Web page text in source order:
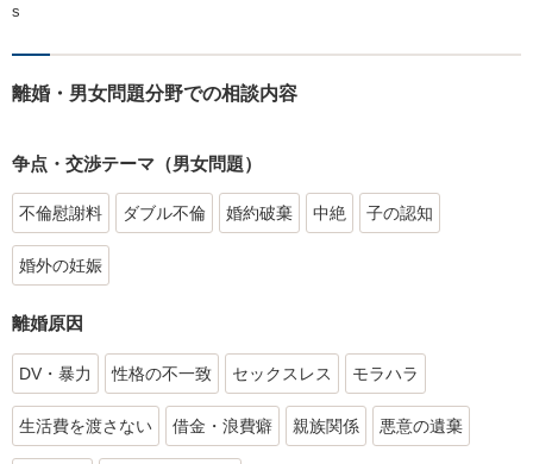
s
離婚・男女問題分野での相談内容
争点・交渉テーマ（男女問題）
不倫慰謝料 ダブル不倫 婚約破棄 中絶 子の認知
婚外の妊娠
離婚原因
DV・暴力 性格の不一致 セックスレス モラハラ
生活費を渡さない 借金・浪費癖 親族関係 悪意の遺棄